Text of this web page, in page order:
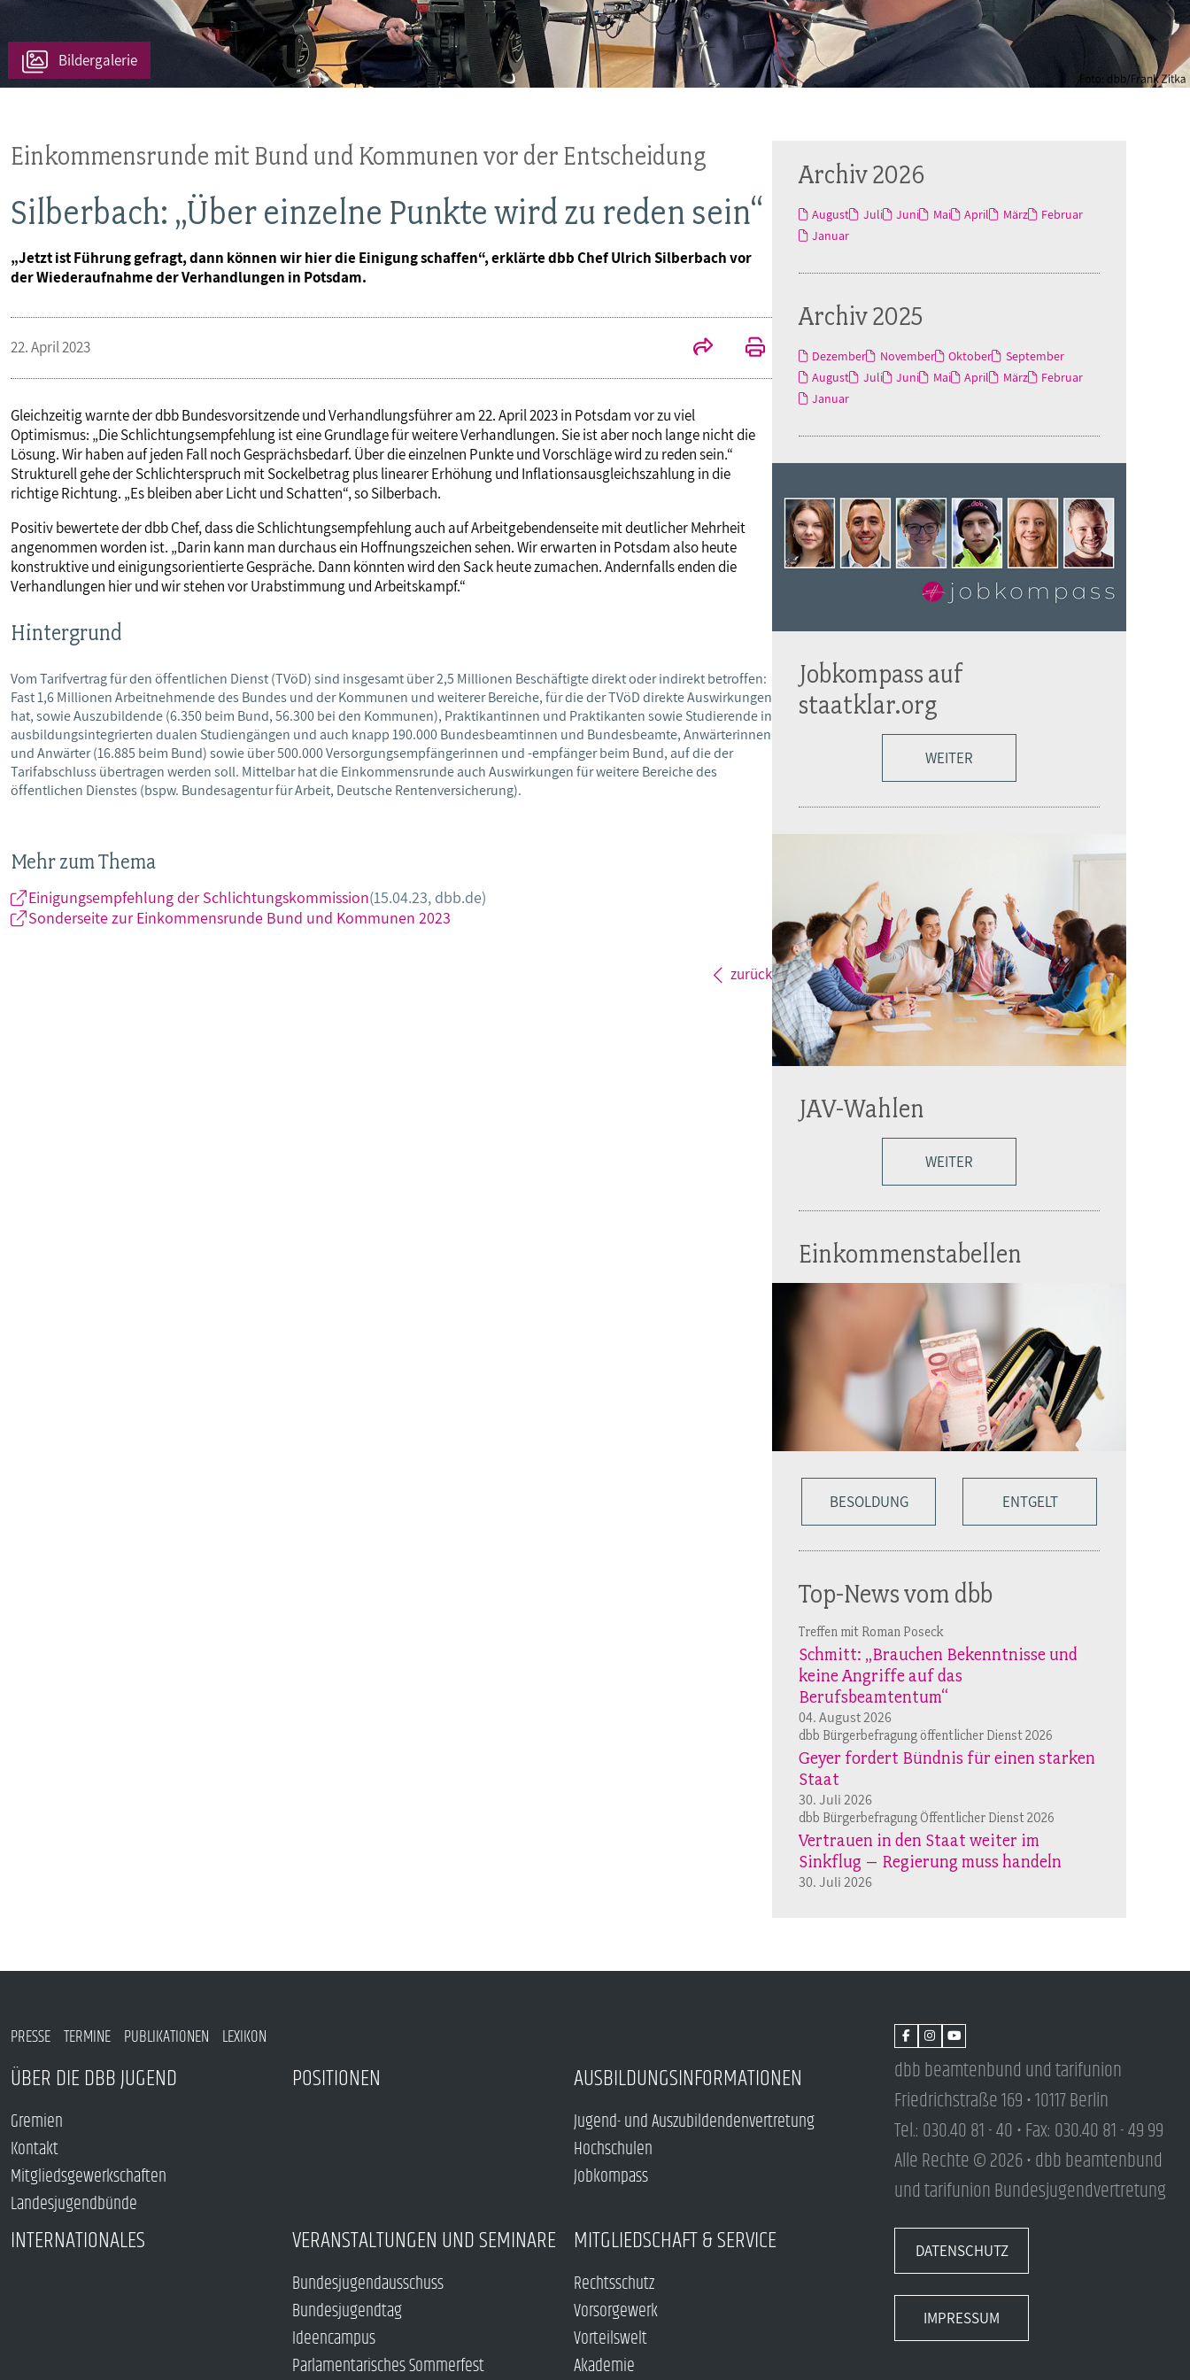
Landesjugendbünde
VERANSTALTUNGEN UND SEMINARE
Ideencampus
Parlamentarisches Sommerfest
MITGLIEDSCHAFT & SERVICE
Akademie
Verlag
Bildergalerie
Einkommensrunde mit Bund und Kommunen vor der Entscheidung
Silberbach: „Über einzelne Punkte wird zu reden sein“
„Jetzt ist Führung gefragt, dann können wir hier die Einigung schaffen“, erklärte dbb Chef Ulrich Silberbach vor
der Wiederaufnahme der Verhandlungen in Potsdam.
22. April 2023
Gleichzeitig warnte der dbb Bundesvorsitzende und Verhandlungsführer am 22. April 2023 in Potsdam vor zu viel
Optimismus: „Die Schlichtungsempfehlung ist eine Grundlage für weitere Verhandlungen. Sie ist aber noch lange nicht die
Lösung. Wir haben auf jeden Fall noch Gesprächsbedarf. Über die einzelnen Punkte und Vorschläge wird zu reden sein.“
Strukturell gehe der Schlichterspruch mit Sockelbetrag plus linearer Erhöhung und Inflationsausgleichszahlung in die
richtige Richtung. „Es bleiben aber Licht und Schatten“, so Silberbach.
Positiv bewertete der dbb Chef, dass die Schlichtungsempfehlung auch auf Arbeitgebendenseite mit deutlicher Mehrheit
angenommen worden ist. „Darin kann man durchaus ein Hoffnungszeichen sehen. Wir erwarten in Potsdam also heute
konstruktive und einigungsorientierte Gespräche. Dann könnten wird den Sack heute zumachen. Andernfalls enden die
Verhandlungen hier und wir stehen vor Urabstimmung und Arbeitskampf.“
Hintergrund
Vom Tarifvertrag für den öffentlichen Dienst (TVöD) sind insgesamt über 2,5 Millionen Beschäftigte direkt oder indirekt betroffen:
Fast 1,6 Millionen Arbeitnehmende des Bundes und der Kommunen und weiterer Bereiche, für die der TVöD direkte Auswirkungen
hat, sowie Auszubildende (6.350 beim Bund, 56.300 bei den Kommunen), Praktikantinnen und Praktikanten sowie Studierende in
ausbildungsintegrierten dualen Studiengängen und auch knapp 190.000 Bundesbeamtinnen und Bundesbeamte, Anwärterinnen
und Anwärter (16.885 beim Bund) sowie über 500.000 Versorgungsempfängerinnen und -empfänger beim Bund, auf die der
Tarifabschluss übertragen werden soll. Mittelbar hat die Einkommensrunde auch Auswirkungen für weitere Bereiche des
öffentlichen Dienstes (bspw. Bundesagentur für Arbeit, Deutsche Rentenversicherung).
Mehr zum Thema
Einigungsempfehlung der Schlichtungskommission(15.04.23, dbb.de)
Sonderseite zur Einkommensrunde Bund und Kommunen 2023
zurück
Archiv 2026
August Juli Juni Mai April März
Februar
Januar
Archiv 2025
Dezember November Oktober
September
August
Juli Juni Mai April März
Februar
Januar
Jobkompass auf
staatklar.org
WEITER
JAV-Wahlen
WEITER
Einkommenstabellen
BESOLDUNG ENTGELT
Top-News vom dbb
Treffen mit Roman Poseck
Schmitt: „Brauchen Bekenntnisse und
keine Angriffe auf das
Berufsbeamtentum“
04. August 2026
dbb Bürgerbefragung öffentlicher Dienst 2026
Geyer fordert Bündnis für einen starken
Staat
30. Juli 2026
dbb Bürgerbefragung Öffentlicher Dienst 2026
Vertrauen in den Staat weiter im
Sinkflug – Regierung muss handeln
30. Juli 2026
PRESSE TERMINE PUBLIKATIONEN LEXIKON
ÜBER DIE DBB JUGEND
Gremien
Kontakt
Mitgliedsgewerkschaften
Landesjugendbünde
POSITIONEN AUSBILDUNGSINFORMATIONEN
Jugend- und Auszubildendenvertretung
Hochschulen
Jobkompass
INTERNATIONALES VERANSTALTUNGEN UND SEMINARE
Bundesjugendausschuss
Bundesjugendtag
Ideencampus
Parlamentarisches Sommerfest
MITGLIEDSCHAFT & SERVICE
Rechtsschutz
Vorsorgewerk
Vorteilswelt
Akademie
dbb beamtenbund und tarifunion
Friedrichstraße 169 • 10117 Berlin
Tel.: 030.40 81 - 40 • Fax: 030.40 81 - 49 99
Alle Rechte © 2026 • dbb beamtenbund
und tarifunion Bundesjugendvertretung
DATENSCHUTZ
IMPRESSUM